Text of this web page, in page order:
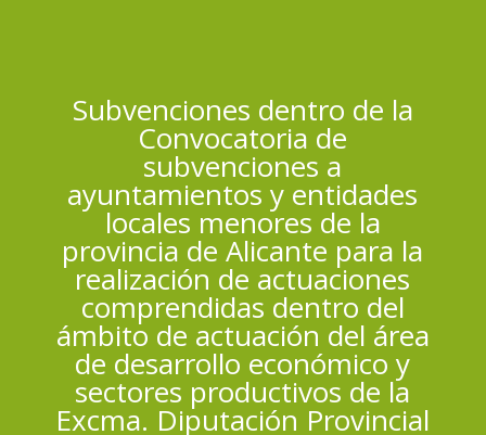
Subvenciones dentro de la
Convocatoria de
subvenciones a
ayuntamientos y entidades
locales menores de la
provincia de Alicante para la
realización de actuaciones
comprendidas dentro del
ámbito de actuación del área
de desarrollo económico y
sectores productivos de la
Excma. Diputación Provincial